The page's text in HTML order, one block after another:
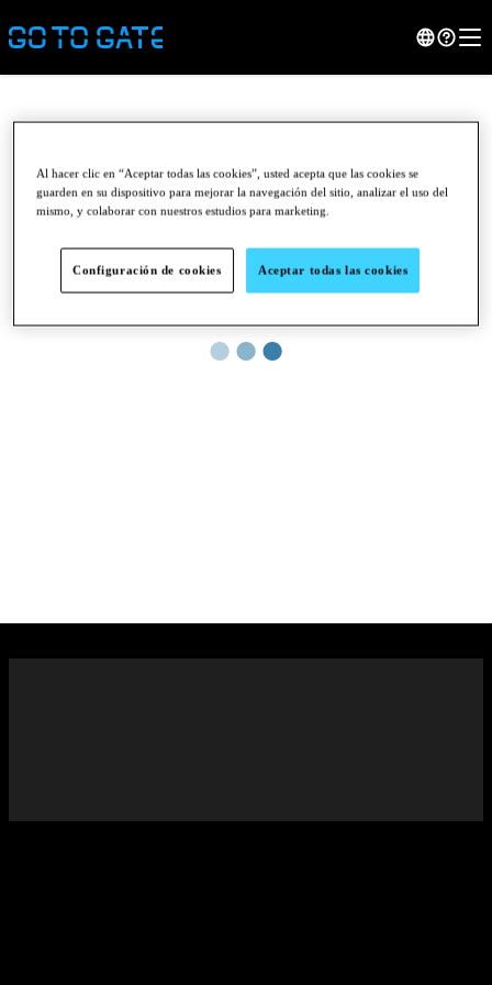
●●●
Al hacer clic en “Aceptar todas las cookies”, usted acepta que las cookies se
guarden en su dispositivo para mejorar la navegación del sitio, analizar el uso del
mismo, y colaborar con nuestros estudios para marketing.
Aceptar todas las cookies
Configuración de cookies